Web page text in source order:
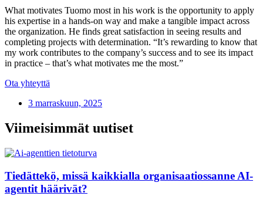
What motivates Tuomo most in his work is the opportunity to apply
his expertise in a hands-on way and make a tangible impact across
the organization. He finds great satisfaction in seeing results and
completing projects with determination. “It’s rewarding to know that
my work contributes to the company’s success and to see its impact
in practice – that’s what motivates me the most.”
Ota yhteyttä
3 marraskuun, 2025
Viimeisimmät uutiset
Tiedättekö, missä kaikkialla organisaatiossanne AI-
agentit häärivät?